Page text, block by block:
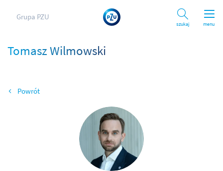
menu
Grupa PZU
Szukaj
Tomasz Wilmowski
Wróć